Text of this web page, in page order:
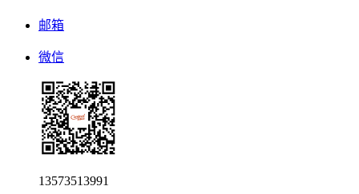
邮箱
微信
13573513991